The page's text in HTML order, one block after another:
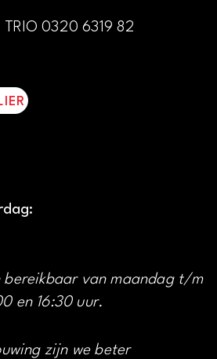
TRIO 0320 6319 82
bereikbaar van maandag t/m
en 16:30 uur.
zijn we beter